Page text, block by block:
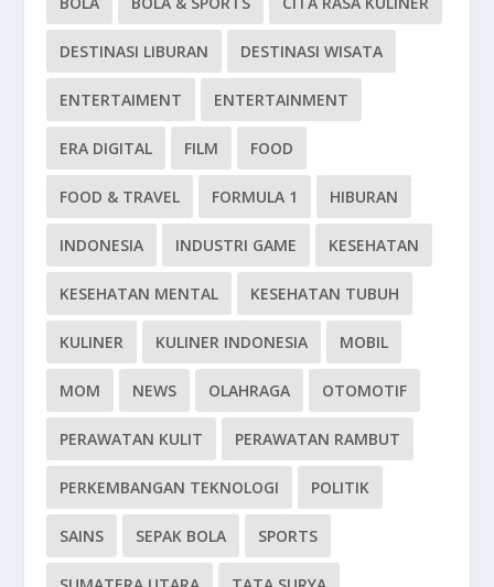
DESTINASI LIBURAN DESTINASI WISATA
ENTERTAIMENT ENTERTAINMENT
ERA DIGITAL FILM FOOD
FOOD & TRAVEL FORMULA 1 HIBURAN
INDONESIA INDUSTRI GAME KESEHATAN
KESEHATAN MENTAL KESEHATAN TUBUH
KULINER KULINER INDONESIA MOBIL
MOM NEWS OLAHRAGA OTOMOTIF
PERAWATAN KULIT PERAWATAN RAMBUT
PERKEMBANGAN TEKNOLOGI POLITIK
SAINS SEPAK BOLA SPORTS